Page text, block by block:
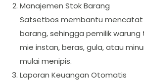
Manajemen Stok Barang
Satsetbos membantu mencatat
barang, sehingga pemilik
mie instan, beras, gula, atau
mulai menipis.
Laporan Keuangan Otomatis